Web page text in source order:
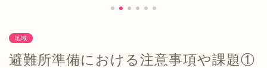
地域
避難所準備における注意事項や課題①